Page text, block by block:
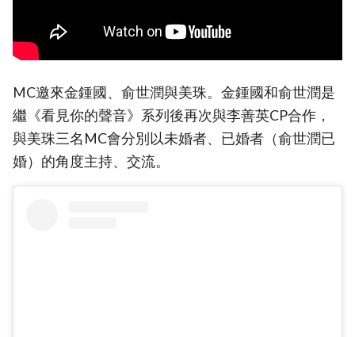
MC邀來金鍾國、俞世潤與美珠。金鍾國和俞世潤是
繼《看見你的聲音》系列後再次與李善英CP合作，
與美珠三名MC會分別以未婚者、已婚者（俞世潤已
婚）的角度主持、交流。